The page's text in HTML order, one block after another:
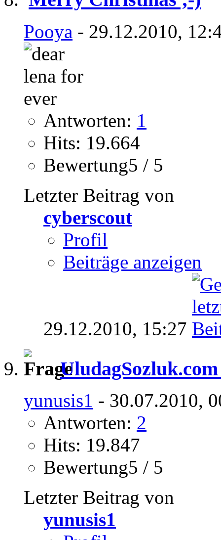
Pooya - 29.12.2010,
Antworten: 1
Hits: 19.664
Bewertung5 / 5
Letzter Beitrag von
cyberscout
Profil
Beiträge anzeigen
29.12.2010, 15:27
yunusis1 - 30.07.2010,
Antworten: 2
Hits: 19.847
Bewertung5 / 5
Letzter Beitrag von
yunusis1